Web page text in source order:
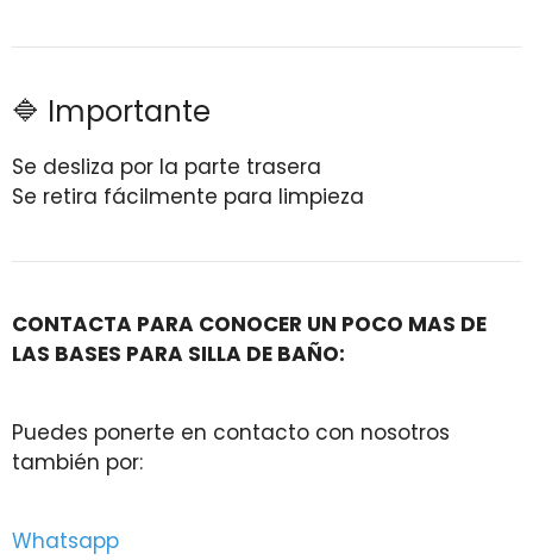
🔷 Importante
Se desliza por la parte trasera
Se retira fácilmente para limpieza
CONTACTA PARA CONOCER UN POCO MAS DE
LAS BASES PARA SILLA DE BAÑO:
Puedes ponerte en contacto con nosotros
también por:
Whatsapp